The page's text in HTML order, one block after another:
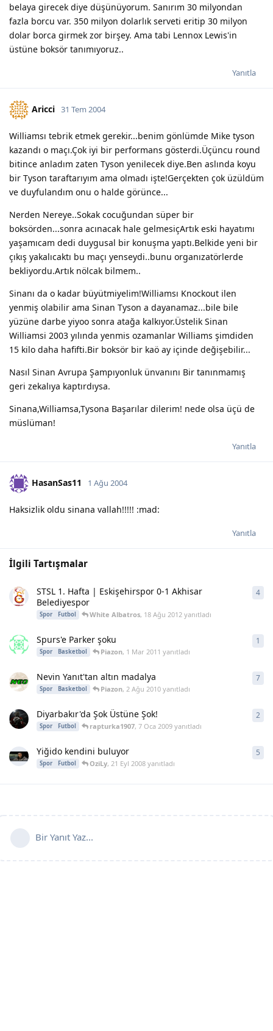
belaya girecek diye düşünüyorum. Sanırım 30 milyondan
fazla borcu var. 350 milyon dolarlık serveti eritip 30 milyon
dolar borca girmek zor birşey. Ama tabi Lennox Lewis'in
üstüne boksör tanımıyoruz..
Yanıtla
Aricci 31 Tem 2004
Williamsı tebrik etmek gerekir...benim gönlümde Mike tyson
kazandı o maçı.Çok iyi bir performans gösterdi.Üçüncu round
bitince anladım zaten Tyson yenilecek diye.Ben aslında koyu
bir Tyson taraftarıyım ama olmadı işte!Gerçekten çok üzüldüm
ve duyfulandım onu o halde görünce...
Nerden Nereye..Sokak cocuğundan süper bir
boksörden...sonra acınacak hale gelmesiçArtık eski hayatımı
yaşamıcam dedi duygusal bir konuşma yaptı.Belkide yeni bir
çıkış yakalıcaktı bu maçı yenseydi..bunu organızatörlerde
bekliyordu.Artık nölcak bilmem..
Sinanı da o kadar büyütmiyelim!Williamsı Knockout ilen
yenmiş olabilir ama Sinan Tyson a dayanamaz...bile bile
yüzüne darbe yiyoo sonra atağa kalkıyor.Üstelik Sinan
Williamsi 2003 yılında yenmis ozamanlar Williams şimdiden
15 kilo daha hafifti.Bir boksör bir kaö ay içinde değişebilir...
Nasıl Sinan Avrupa Şampıyonluk ünvanını Bir tanınmamış
geri zekalıya kaptırdıysa.
Sinana,Williamsa,Tysona Başarılar dilerim! nede olsa üçü de
müslüman!
Yanıtla
HasanSas11 1 Ağu 2004
Haksizlik oldu sinana vallah!!!!! :mad:
Yanıtla
İlgili Tartışmalar
STSL 1. Hafta | Eskişehirspor 0-1 Akhisar
Belediyespor
Spor Futbol White Albatros, 18 Ağu 2012yanıtladı
4
Spurs'e Parker şoku
Spor Basketbol Piazon, 1 Mar 2011 yanıtladı
1
Nevin Yanıt'tan altın madalya
Spor Basketbol Piazon, 2 Ağu 2010yanıtladı
7
Diyarbakır'da Şok Üstüne Şok!
Spor Futbol rapturka1907, 7 Oca 2009yanıtladı
2
Yiğido kendini buluyor
Spor Futbol OziLy, 21 Eyl 2008yanıtladı
5
Bir Yanıt Yaz...